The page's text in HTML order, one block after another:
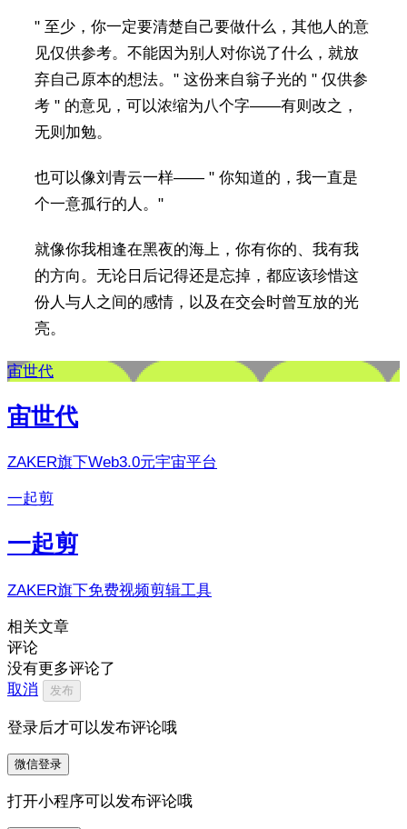
" 至少，你一定要清楚自己要做什么，其他人的意
见仅供参考。不能因为别人对你说了什么，就放
弃自己原本的想法。" 这份来自翁子光的 " 仅供参
考 " 的意见，可以浓缩为八个字——有则改之，
无则加勉。
也可以像刘青云一样—— " 你知道的，我一直是
个一意孤行的人。"
就像你我相逢在黑夜的海上，你有你的、我有我
的方向。无论日后记得还是忘掉，都应该珍惜这
份人与人之间的感情，以及在交会时曾互放的光
亮。
宙世代
宙世代
ZAKER旗下Web3.0元宇宙平台
一起剪
一起剪
ZAKER旗下免费视频剪辑工具
相关文章
评论
没有更多评论了
取消
发布
登录后才可以发布评论哦
微信登录
打开小程序可以发布评论哦